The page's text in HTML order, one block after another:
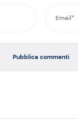
Pubblica commenti